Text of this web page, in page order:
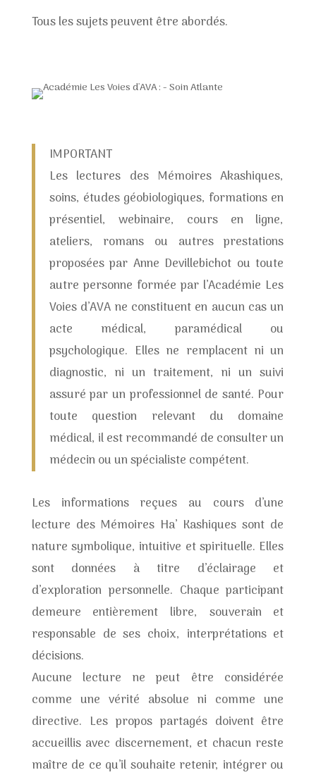
Tous les sujets peuvent être abordés.
IMPORTANT
Les lectures des Mémoires Akashiques,
soins, études géobiologiques, formations en
présentiel, webinaire, cours en ligne,
ateliers, romans ou autres prestations
proposées par Anne Devillebichot ou toute
autre personne formée par l’Académie Les
Voies d’AVA ne constituent en aucun cas un
acte médical, paramédical ou
psychologique. Elles ne remplacent ni un
diagnostic, ni un traitement, ni un suivi
assuré par un professionnel de santé. Pour
toute question relevant du domaine
médical, il est recommandé de consulter un
médecin ou un spécialiste compétent.
Les informations reçues au cours d’une
lecture des Mémoires Ha’ Kashiques sont de
nature symbolique, intuitive et spirituelle. Elles
sont données à titre d’éclairage et
d’exploration personnelle. Chaque participant
demeure entièrement libre, souverain et
responsable de ses choix, interprétations et
décisions.
Aucune lecture ne peut être considérée
comme une vérité absolue ni comme une
directive. Les propos partagés doivent être
accueillis avec discernement, et chacun reste
maître de ce qu’il souhaite retenir, intégrer ou